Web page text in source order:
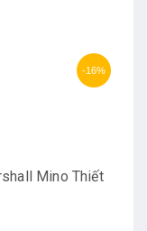
-16%
Mino Thiết